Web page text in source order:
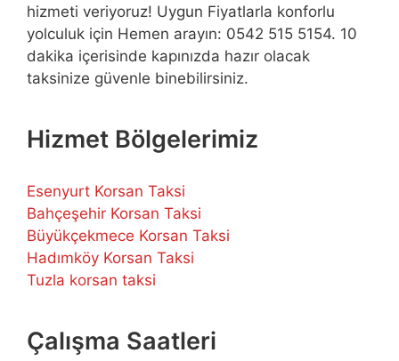
hizmeti veriyoruz! Uygun Fiyatlarla konforlu
yolculuk için Hemen arayın: 0542 515 5154. 10
dakika içerisinde kapınızda hazır olacak
taksinize güvenle binebilirsiniz.
Hizmet Bölgelerimiz
Esenyurt Korsan Taksi
Bahçeşehir Korsan Taksi
Büyükçekmece Korsan Taksi
Hadımköy Korsan Taksi
Tuzla korsan taksi
Çalışma Saatleri